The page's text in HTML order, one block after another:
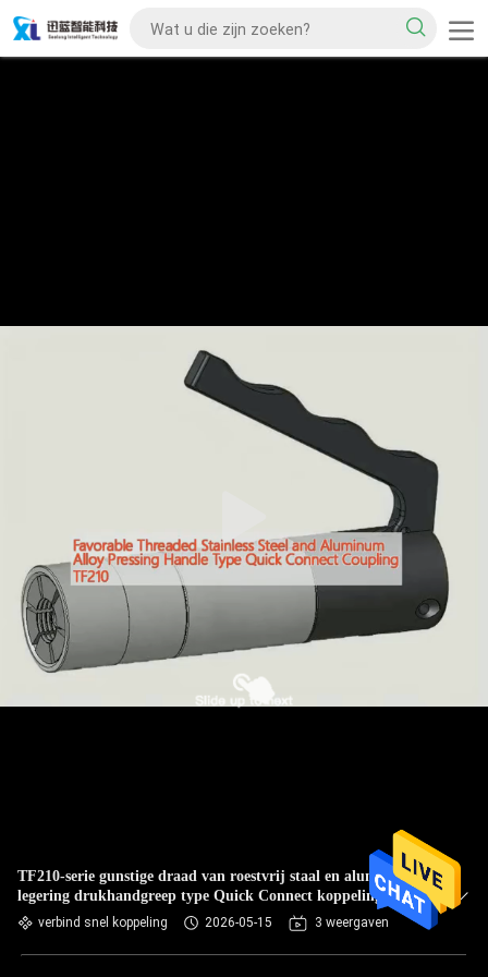
TF210-serie gunstige draad van roestvrij staal en aluminium
legering drukhandgreep type Quick Connect koppeling
verbind snel koppeling 2026-05-15 3 weergaven